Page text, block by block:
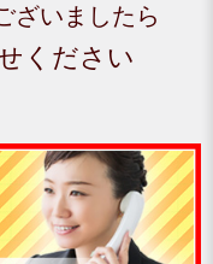
ざいましたら
ください